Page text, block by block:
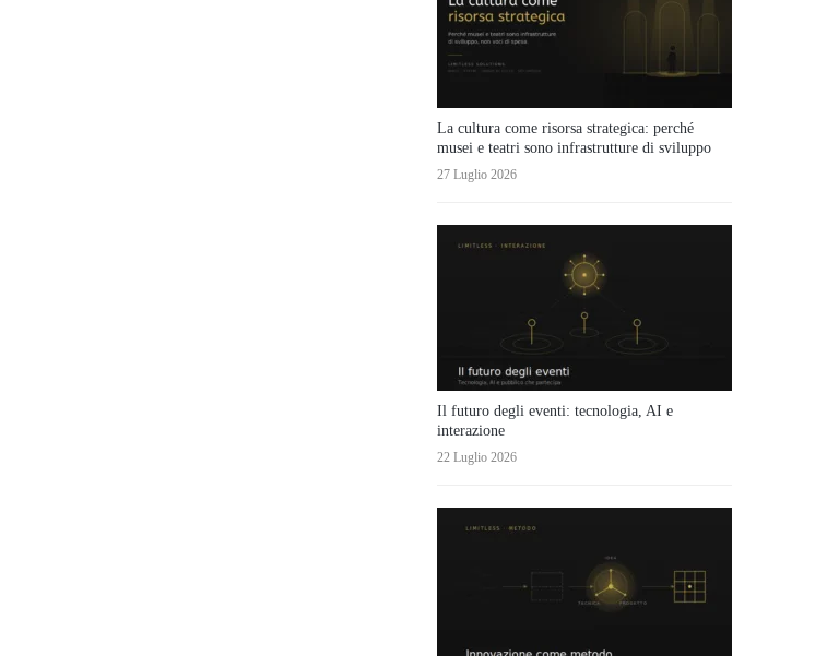
La cultura come risorsa strategica: perché
musei e teatri sono infrastrutture di sviluppo
27 Luglio 2026
Il futuro degli eventi: tecnologia, AI e
interazione
22 Luglio 2026